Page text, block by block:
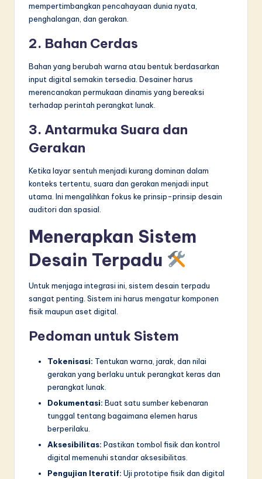
mempertimbangkan pencahayaan dunia nyata,
penghalangan, dan gerakan.
2. Bahan Cerdas
Bahan yang berubah warna atau bentuk berdasarkan
input digital semakin tersedia. Desainer harus
merencanakan permukaan dinamis yang bereaksi
terhadap perintah perangkat lunak.
3. Antarmuka Suara dan
Gerakan
Ketika layar sentuh menjadi kurang dominan dalam
konteks tertentu, suara dan gerakan menjadi input
utama. Ini mengalihkan fokus ke prinsip-prinsip desain
auditori dan spasial.
Menerapkan Sistem
Desain Terpadu
Untuk menjaga integrasi ini, sistem desain terpadu
sangat penting. Sistem ini harus mengatur komponen
fisik maupun aset digital.
Pedoman untuk Sistem
Tokenisasi: Tentukan warna, jarak, dan nilai
gerakan yang berlaku untuk perangkat keras dan
perangkat lunak.
Dokumentasi: Buat satu sumber kebenaran
tunggal tentang bagaimana elemen harus
berperilaku.
Aksesibilitas: Pastikan tombol fisik dan kontrol
digital memenuhi standar aksesibilitas.
Pengujian Iteratif: Uji prototipe fisik dan digital